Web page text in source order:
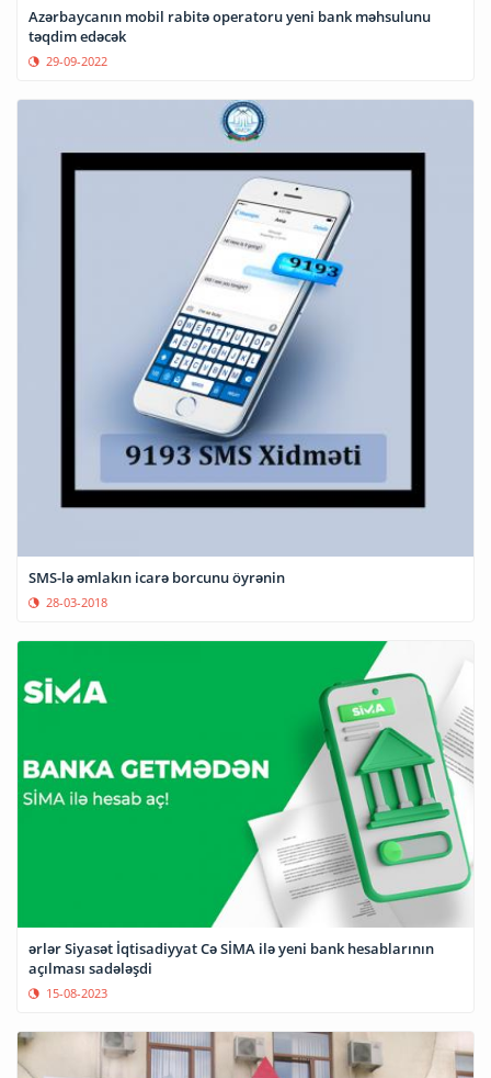
Azərbaycanın mobil rabitə operatoru yeni bank məhsulunu
təqdim edəcək
29-09-2022
SMS-lə əmlakın icarə borcunu öyrənin
28-03-2018
ərlər Siyasət İqtisadiyyat Cə SİMA ilə yeni bank hesablarının
açılması sadələşdi
15-08-2023